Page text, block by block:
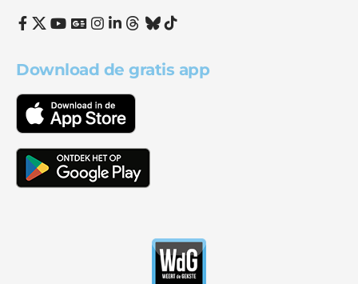
Download de gratis app